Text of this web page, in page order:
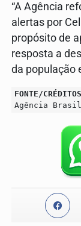
“A Agência
alertas por
propósito de
resposta a
da população
FONTE/
Agência Brasil